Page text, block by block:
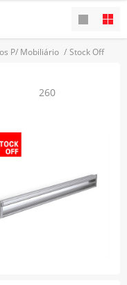
P/ Mobiliário / Stock Off
260